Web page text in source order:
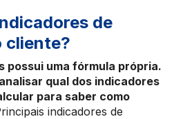
de
cliente?
possui uma fórmula própria.
qual dos indicadores
para saber como
indicadores de